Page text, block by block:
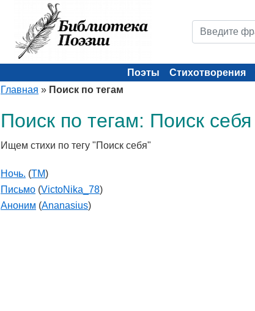
Поэты Стихотворения
Главная » Поиск по тегам
Поиск по тегам: Поиск себя
Ищем стихи по тегу "Поиск себя"
Ночь. (TM)
Письмо (VictoNika_78)
Аноним (Ananasius)